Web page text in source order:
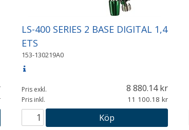
LS-400 SERIES 2 BASE DIGITAL 1,4
ETS
153-130219A0
Pris exkl. 8 880.14
Pris inkl. 11 100.18
Köp